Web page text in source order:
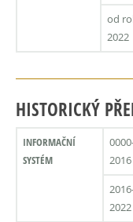
od
2022
HISTORICKÝ
INFORMAČNÍ
SYSTÉM
2016
2022